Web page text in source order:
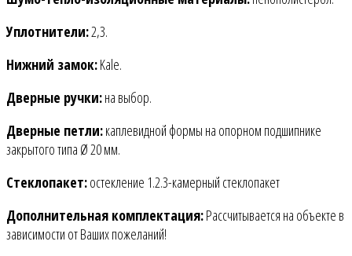
Уплотнители:2,3.
Нижний замок:Kale.
Дверные ручки:на выбор.
Дверные петли:каплевидной формы на опорном подшипнике
закрытого типа Ø 20 мм.
Стеклопакет:остекление 1.2.3-камерный стеклопакет
Дополнительная комплектация:Рассчитывается на объекте в
зависимости от Ваших пожеланий!